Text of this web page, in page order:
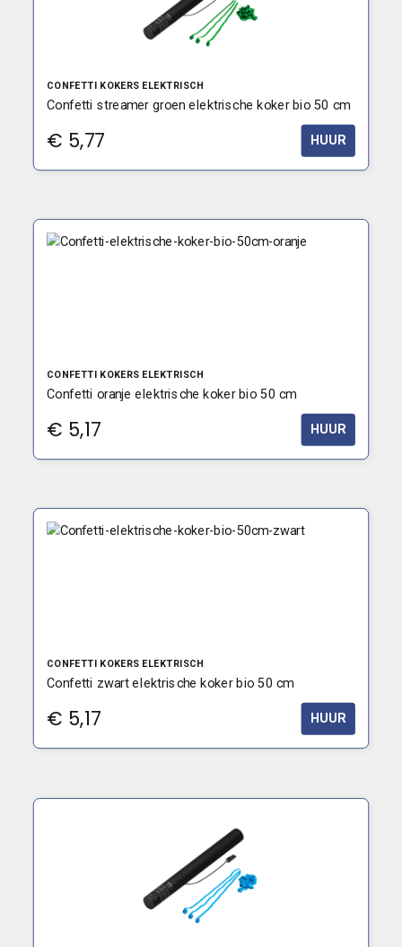
CONFETTI KOKERS ELEKTRISCH
Confetti streamer groen elektrische koker bio 50 cm
€ 5,77 HUUR
CONFETTI KOKERS ELEKTRISCH
Confetti oranje elektrische koker bio 50 cm
€ 5,17 HUUR
CONFETTI KOKERS ELEKTRISCH
Confetti zwart elektrische koker bio 50 cm
€ 5,17 HUUR